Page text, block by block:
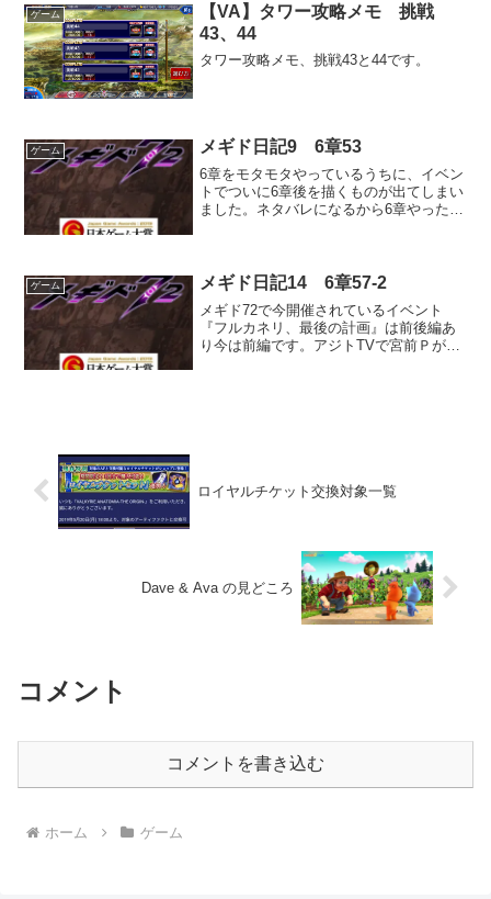
たらくぶりですが、音楽やシナリオを楽
しみながら細々と続けていきたいと思い
ます。
ゲーム
【VA】タワー攻略メモ 挑戦
43、44
タワー攻略メモ、挑戦43と44です。
ゲーム メギド日記9 6章53
6章をモタモタやっているうちに、イベン
トでついに6章後を描くものが出てしまい
ました。ネタバレになるから6章やったあ
がありました。
ゲーム メギド日記14 6章57-2
メギド72で今開催されているイベント
『フルカネリ、最後の計画』は前後編あ
り今は前編です。アジトTVで宮前Ｐが面
ロイヤルチケット交換対象一覧
Dave & Ava の見どころ
コメント
コメントを書き込む
ホーム ゲーム